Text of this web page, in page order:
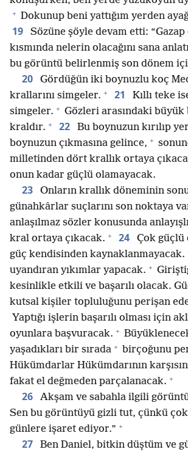
+ Dokunup beni yattığım yerden
19
Sözüne şöyle devam etti:
kısmında nelerin olacağını sana
bu görüntü belirlenmiş son dönem
20
Gördüğün iki boynuzlu koç
krallarını simgeler. + 21
Kıllı teke
simgeler. + Gözleri arasındaki
kraldır. + 22
Bu boynuzun kırılıp
boynuzun çıkmasına gelince, +
milletinden dört krallık ortaya
onun kadar güçlü olamayacak.
23
Onların krallık döneminin
günahkârlar suçlarını son noktaya
anlaşılmaz sözler konusunda
kral ortaya çıkacak. + 24
Çok güçlü
güç kendisinden kaynaklanmayacak.
uyandıran yıkımlar yapacak. +
kesinlikle etkili ve başarılı olacak.
kutsal kişiler topluluğunu perişan
Yaptığı işlerin başarılı olması için
oyunlara başvuracak. +
yaşadıkları bir sırada + birçoğunu
Hükümdarlar Hükümdarının
fakat el değmeden parçalanacak. +
26 Akşam ve sabahla ilgili
Sen bu görüntüyü gizli tut, çünkü
günlere işaret ediyor.” +
27
Ben Daniel, bitkin düştüm ve